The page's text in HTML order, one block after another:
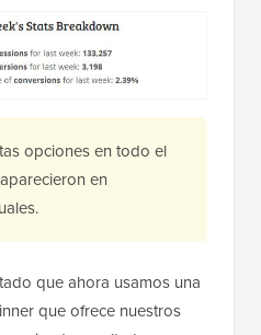
opciones en todo el
en
que ahora usamos una
que ofrece nuestros